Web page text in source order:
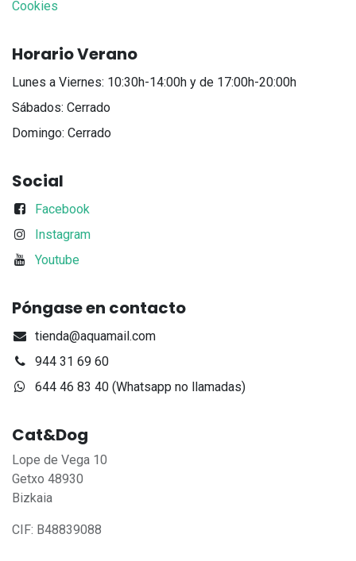
Cookies
Horario Verano
Lunes a Viernes: 10:30h-14:00h y de 17:00h-20:00h
Sábados: Cerrado
Domingo: Cerrado
Social
Facebook
Instagram
Youtube
Póngase en contacto
tienda@aquamail.com
944 31 69 60
644 46 83 40 (Whatsapp no llamadas)
Cat&Dog
Lope de Vega 10
Getxo 48930
Bizkaia
CIF: B48839088